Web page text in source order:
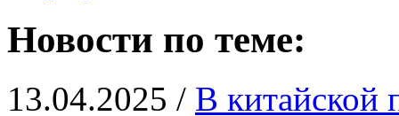
Новости по теме:
13.04.2025 / В китайской